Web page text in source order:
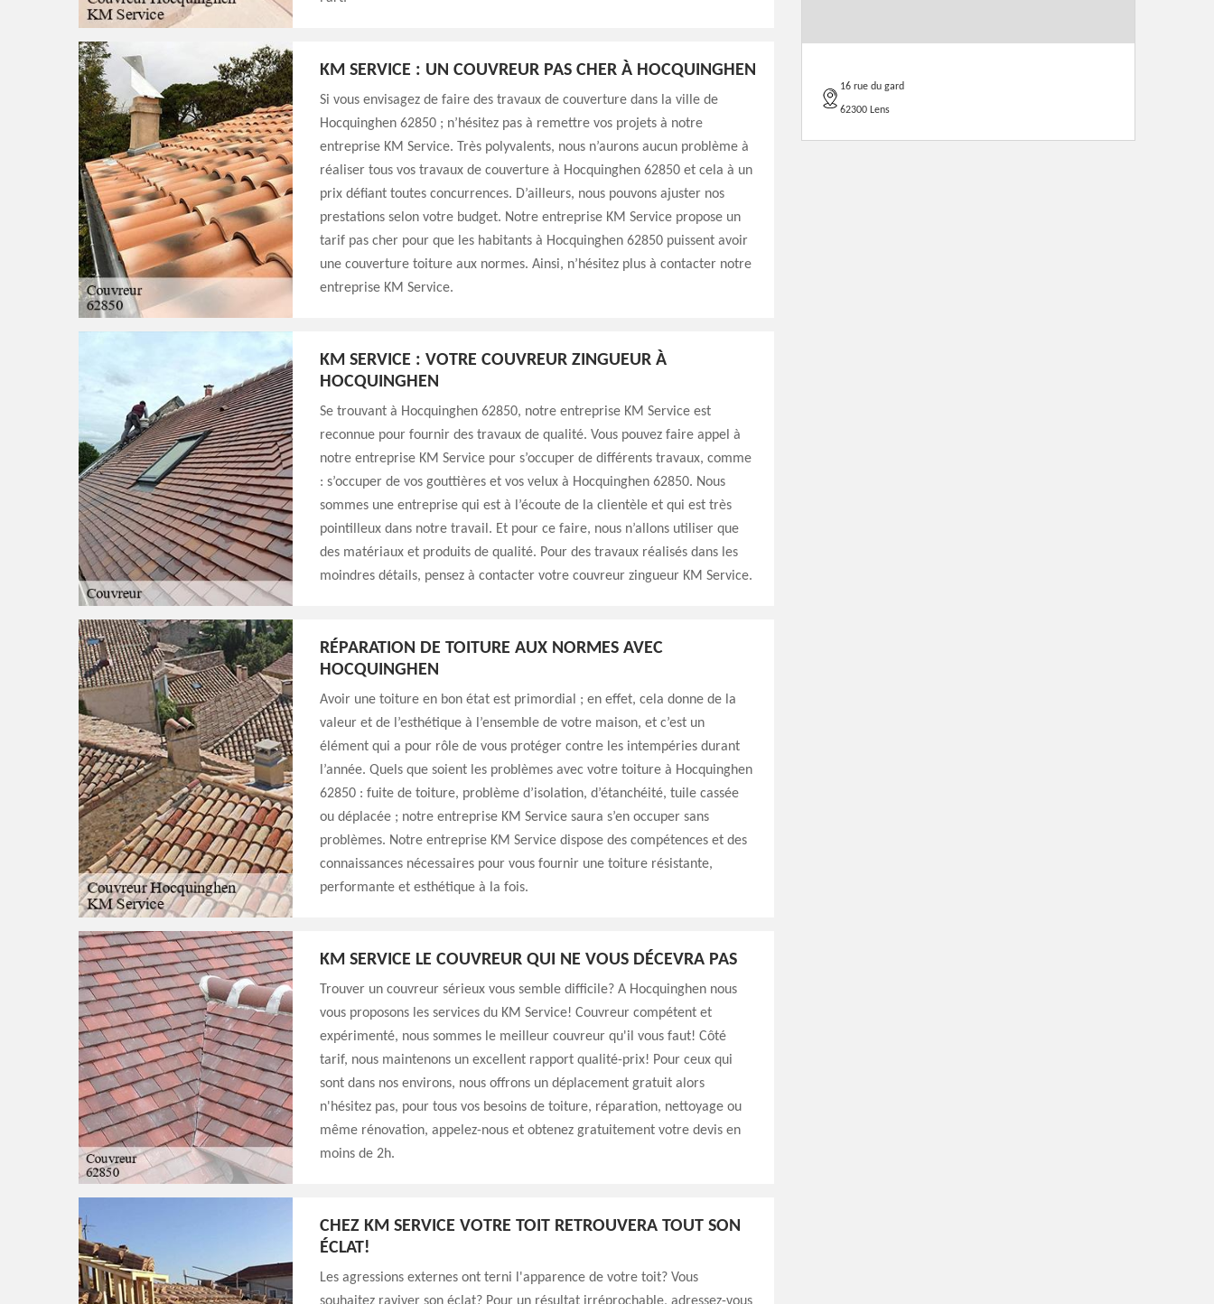
KM SERVICE : UN COUVREUR PAS CHER À HOCQUINGHEN
Si vous envisagez de faire des travaux de couverture dans la ville de
Hocquinghen 62850 ; n’hésitez pas à remettre vos projets à notre
entreprise KM Service. Très polyvalents, nous n’aurons aucun problème à
réaliser tous vos travaux de couverture à Hocquinghen 62850 et cela à un
prix défiant toutes concurrences. D’ailleurs, nous pouvons ajuster nos
prestations selon votre budget. Notre entreprise KM Service propose un
tarif pas cher pour que les habitants à Hocquinghen 62850 puissent avoir
une couverture toiture aux normes. Ainsi, n’hésitez plus à contacter notre
entreprise KM Service.
KM SERVICE : VOTRE COUVREUR ZINGUEUR À
HOCQUINGHEN
Se trouvant à Hocquinghen 62850, notre entreprise KM Service est
reconnue pour fournir des travaux de qualité. Vous pouvez faire appel à
notre entreprise KM Service pour s’occuper de différents travaux, comme
: s’occuper de vos gouttières et vos velux à Hocquinghen 62850. Nous
sommes une entreprise qui est à l’écoute de la clientèle et qui est très
pointilleux dans notre travail. Et pour ce faire, nous n’allons utiliser que
des matériaux et produits de qualité. Pour des travaux réalisés dans les
moindres détails, pensez à contacter votre couvreur zingueur KM Service.
RÉPARATION DE TOITURE AUX NORMES AVEC
HOCQUINGHEN
Avoir une toiture en bon état est primordial ; en effet, cela donne de la
valeur et de l’esthétique à l’ensemble de votre maison, et c’est un
élément qui a pour rôle de vous protéger contre les intempéries durant
l’année. Quels que soient les problèmes avec votre toiture à Hocquinghen
62850 : fuite de toiture, problème d’isolation, d’étanchéité, tuile cassée
ou déplacée ; notre entreprise KM Service saura s’en occuper sans
problèmes. Notre entreprise KM Service dispose des compétences et des
connaissances nécessaires pour vous fournir une toiture résistante,
performante et esthétique à la fois.
KM SERVICE LE COUVREUR QUI NE VOUS DÉCEVRA PAS
Trouver un couvreur sérieux vous semble difficile? A Hocquinghen nous
vous proposons les services du KM Service! Couvreur compétent et
expérimenté, nous sommes le meilleur couvreur qu'il vous faut! Côté
tarif, nous maintenons un excellent rapport qualité-prix! Pour ceux qui
sont dans nos environs, nous offrons un déplacement gratuit alors
n'hésitez pas, pour tous vos besoins de toiture, réparation, nettoyage ou
même rénovation, appelez-nous et obtenez gratuitement votre devis en
moins de 2h.
CHEZ KM SERVICE VOTRE TOIT RETROUVERA TOUT SON
ÉCLAT!
Les agressions externes ont terni l'apparence de votre toit? Vous
16 rue du gard
62300 Lens